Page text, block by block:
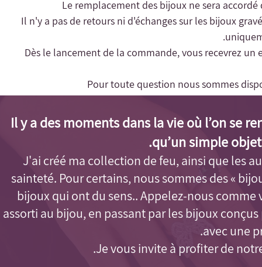
- Il n'y a pas de retours ni d'échanges sur les bijoux
- Dès le lancement de la commande, vous recevrez
Pour toute question nous sommes
Il y a des moments dans la vie où l’on se
qu’un simple
J'ai créé ma collection de feu, ainsi que les
sainteté. Pour certains, nous sommes des «
bijoux qui ont du sens.. Appelez-nous
assorti au bijou, en passant par les bijoux
avec une
Je vous invite à profiter de